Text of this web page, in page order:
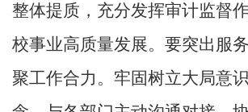
整体提质，充分发挥审计监督
校事业高质量发展。要突出服
聚工作合力。牢固树立大局意